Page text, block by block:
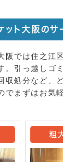
ット大阪のサ
阪では住之江
。引っ越しゴ
収処分など、
でまずはお気
粗